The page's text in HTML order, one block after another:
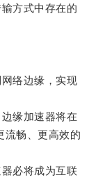
方式中存在的
络边缘，实现
缘加速器将在
流畅、更高效的
必将成为互联